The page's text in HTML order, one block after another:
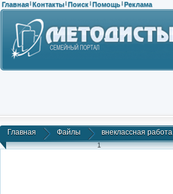
Главная | Контакты | Поиск | Помощь | Реклама
Главная Файлы внеклассная работа
1